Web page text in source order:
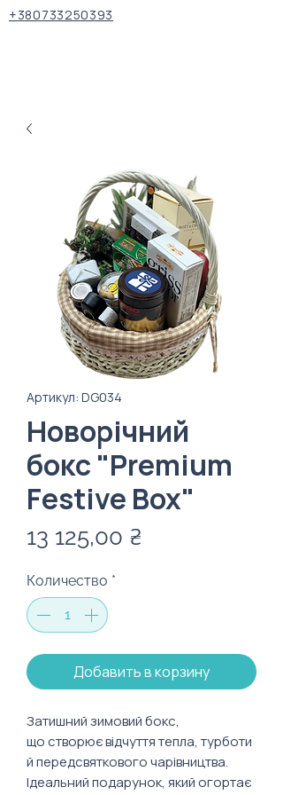
+380733250393
Артикул: DG034
Новорічний
бокс "Premium
Festive Box"
13 125,00 ₴
Количество *
Добавить в корзину
Затишний зимовий бокс,
що створює відчуття тепла, турботи
й передсвяткового чарівництва.
Ідеальний подарунок, який огортає